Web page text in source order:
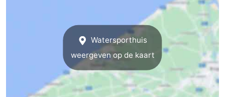
Watersporthuis
weergeven op de kaart